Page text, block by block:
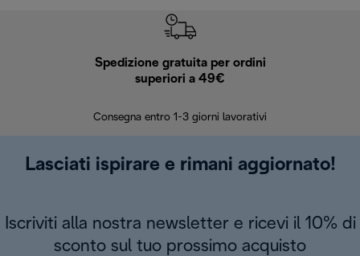
Spedizione gratuita per ordini
superiori a 49€
Consegna entro 1-3 giorni lavorativi
Lasciati ispirare e rimani aggiornato!
Iscriviti alla nostra newsletter e ricevi il 10% di
sconto sul tuo prossimo acquisto